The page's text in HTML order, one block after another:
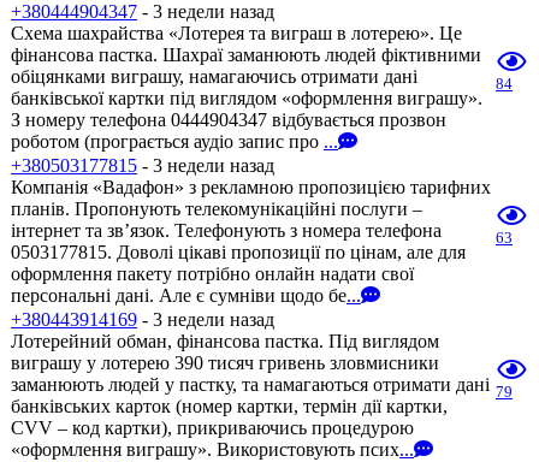
+380444904347 - 3 недели назад
Схема шахрайства «Лотерея та виграш в лотерею». Це
фінансова пастка. Шахраї заманюють людей фіктивними
обіцянками виграшу, намагаючись отримати дані
банківської картки під виглядом «оформлення виграшу».
З номеру телефона 0444904347 відбувається прозвон
роботом (програється аудіо запис про ...
84
+380503177815 - 3 недели назад
Компанія «Вадафон» з рекламною пропозицією тарифних
планів. Пропонують телекомунікаційні послуги –
інтернет та зв’язок. Телефонують з номера телефона
0503177815. Доволі цікаві пропозиції по цінам, але для
оформлення пакету потрібно онлайн надати свої
персональні дані. Але є сумніви щодо бе...
63
+380443914169 - 3 недели назад
Лотерейний обман, фінансова пастка. Під виглядом
виграшу у лотерею 390 тисяч гривень зловмисники
заманюють людей у пастку, та намагаються отримати дані
банківських карток (номер картки, термін дії картки,
CVV – код картки), прикриваючись процедурою
«оформлення виграшу». Використовують псих...
79